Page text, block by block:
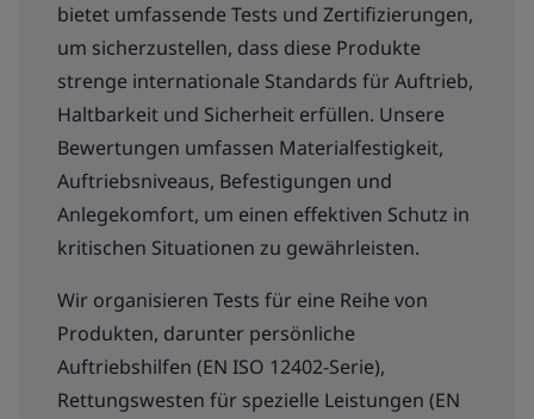
bietet umfassende Tests und Zertifizierungen,
um sicherzustellen, dass diese Produkte
strenge internationale Standards für Auftrieb,
Haltbarkeit und Sicherheit erfüllen. Unsere
Bewertungen umfassen Materialfestigkeit,
Auftriebsniveaus, Befestigungen und
Anlegekomfort, um einen effektiven Schutz in
kritischen Situationen zu gewährleisten.
Wir organisieren Tests für eine Reihe von
Produkten, darunter persönliche
Auftriebshilfen (EN ISO 12402-Serie),
Rettungswesten für spezielle Leistungen (EN